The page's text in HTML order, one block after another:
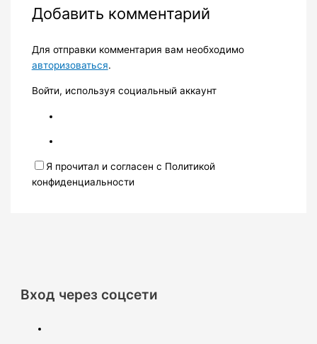
Добавить комментарий
Для отправки комментария вам необходимо
авторизоваться.
Войти, используя социальный аккаунт
Я прочитал и согласен с Политикой
конфиденциальности
Вход через соцсети